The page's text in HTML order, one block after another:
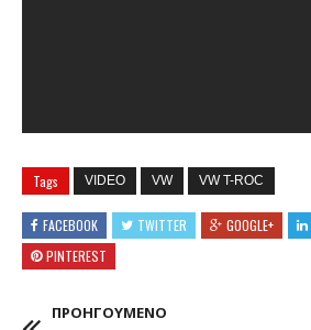
Tags VIDEO VW VW T-ROC
FACEBOOK TWITTER GOOGLE+
PINTEREST
ΠΡΟΗΓΟΥΜΕΝΟ